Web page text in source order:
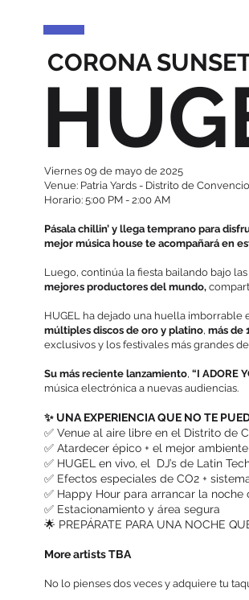
CORONA
Viernes 09 de mayo de 2025
Venue: Patria Yards - Distrito de
Horario: 5:00 PM - 2:00 AM
Pásala chillin’ y llega temprano para
mejor música house te acompañará en
Luego, continúa la fiesta bailando bajo
mejores productores del mundo,
HUGEL ha dejado una huella imborrable
múltiples discos de oro y platino, más de
exclusivos y los festivales más grandes
Su más reciente lanzamiento, “I ADORE
música electrónica a nuevas audiencias.
✨ UNA EXPERIENCIA QUE NO TE
✅ Venue al aire libre en el Distrito de
✅ Atardecer épico + el mejor
✅ HUGEL en vivo, el DJ’s de Latin
✅ Efectos especiales de CO2 +
✅ Happy Hour para arrancar la noche
✅ Estacionamiento y área segura
🌟 PREPÁRATE PARA UNA NOCHE
More artists TBA
No lo pienses dos veces y adquiere tu